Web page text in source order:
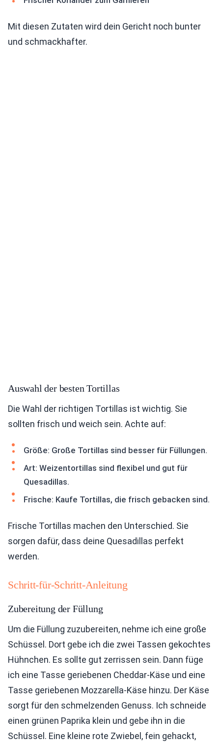
Mit diesen Zutaten wird dein Gericht noch bunter
und schmackhafter.
Auswahl der besten Tortillas
Die Wahl der richtigen Tortillas ist wichtig. Sie
sollten frisch und weich sein. Achte auf:
Größe: Große Tortillas sind besser für Füllungen.
Art: Weizentortillas sind flexibel und gut für
Quesadillas.
Frische: Kaufe Tortillas, die frisch gebacken sind.
Frische Tortillas machen den Unterschied. Sie
sorgen dafür, dass deine Quesadillas perfekt
werden.
Schritt-für-Schritt-Anleitung
Zubereitung der Füllung
Um die Füllung zuzubereiten, nehme ich eine große
Schüssel. Dort gebe ich die zwei Tassen gekochtes
Hühnchen. Es sollte gut zerrissen sein. Dann füge
ich eine Tasse geriebenen Cheddar-Käse und eine
Tasse geriebenen Mozzarella-Käse hinzu. Der Käse
sorgt für den schmelzenden Genuss. Ich schneide
einen grünen Paprika klein und gebe ihn in die
Schüssel. Eine kleine rote Zwiebel, fein gehackt,